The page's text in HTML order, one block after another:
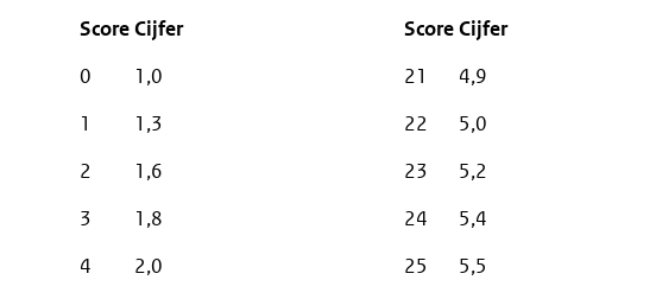
ScoreCijfer
0
1,0
1
1,3
2
1,6
3
1,8
4
2,0
21
4,9
22
5,0
23
5,2
24
5,4
25
5,5